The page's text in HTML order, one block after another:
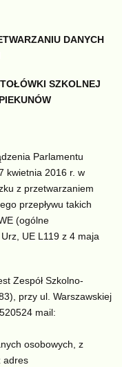
DANYCH
SZKOLNEJ
Parlamentu
kwietnia 2016 r. w
z przetwarzaniem
przepływu takich
(ogólne
UE L119 z 4 maja
Zespół Szkolno-
przy ul. Warszawskiej
mail:
osobowych, z
adres